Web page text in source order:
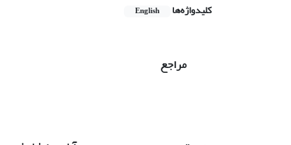
کلیدواژه‌ها English
مراجع